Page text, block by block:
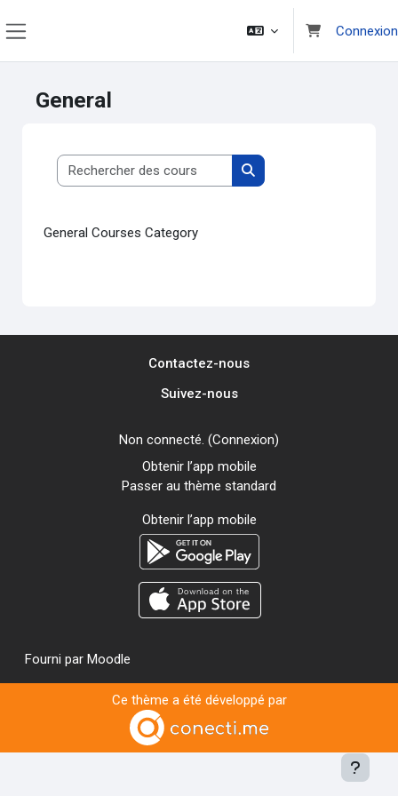
Connexion
General
Rechercher des cours
Rechercher des cours
General Courses Category
Contactez-nous
Suivez-nous
Non connecté. (Connexion)
Obtenir l’app mobile
Passer au thème standard
Obtenir l’app mobile
Fourni par Moodle
Ce thème a été développé par